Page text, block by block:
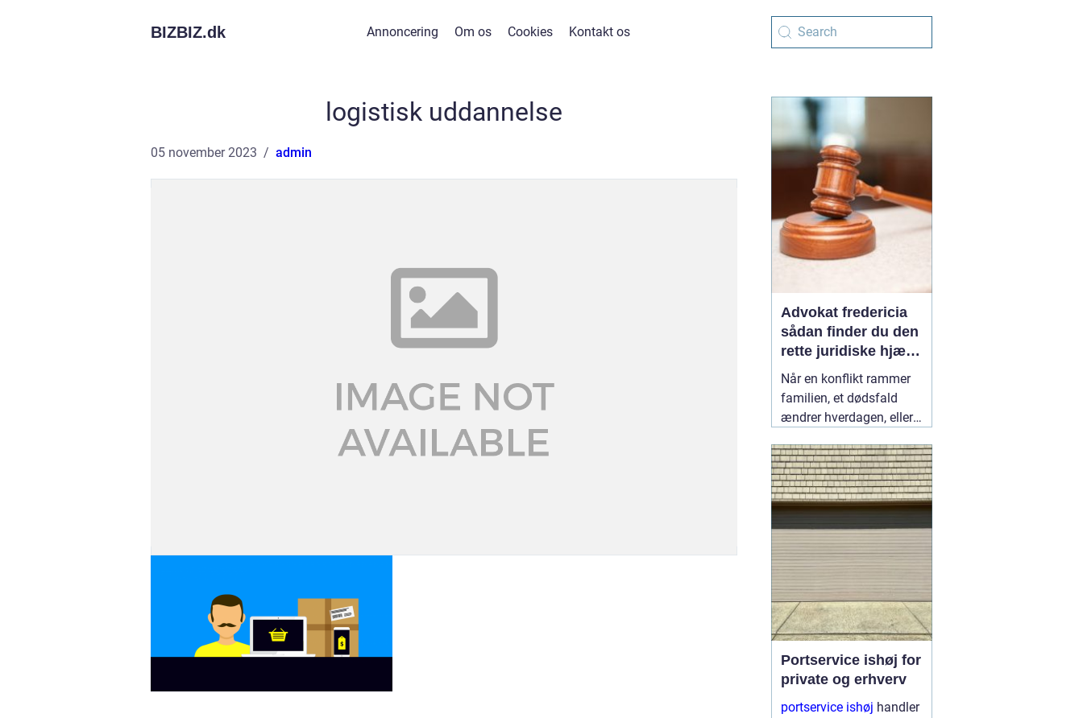
BIZBIZ.dk Annoncering Om os Cookies Kontakt os
logistisk uddannelse
05 november 2023 admin
Advokat fredericia
sådan finder du den
rette juridiske hjælp
lokalt
Når en konflikt rammer
familien, et dødsfald
ændrer hverdagen, eller
døren, står mange i
Fredericia med det
samme spørgsmål:
Hvem kan hjælpe mig,
så både jura og følelser
bliver håndteret
ordentligt?
2026
Portservice ishøj for
private og erhverv
portservice ishøj handler